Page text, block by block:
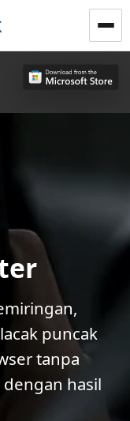
puncak
tanpa
hasil